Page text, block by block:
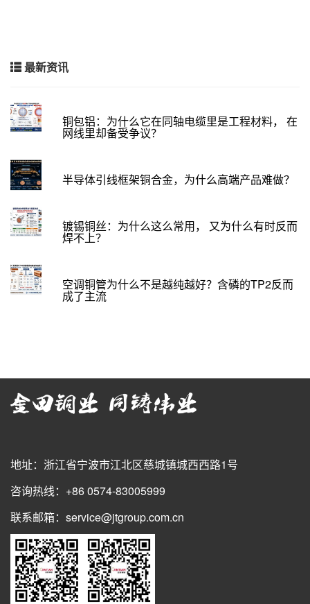
最新资讯
铜包铝：为什么它在同轴电缆里是工程材料， 在
网线里却备受争议？
半导体引线框架铜合金，为什么高端产品难做？
镀锡铜丝：为什么这么常用， 又为什么有时反而
焊不上？
空调铜管为什么不是越纯越好？含磷的TP2反而
成了主流
地址：浙江省宁波市江北区慈城镇城西西路1号
咨询热线：+86 0574-83005999
联系邮箱：service@jtgroup.com.cn